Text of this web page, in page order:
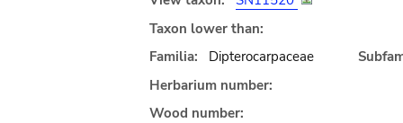
Taxon lower than:
Familia:
Dipterocarpaceae
Herbarium number:
Wood number: